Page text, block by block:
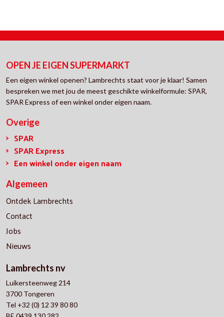
OPEN JE EIGEN SUPERMARKT
Een eigen winkel openen? Lambrechts staat voor je klaar! Samen
bespreken we met jou de meest geschikte winkelformule: SPAR,
SPAR Express of een winkel onder eigen naam.
Overige
SPAR
SPAR Express
Een winkel onder eigen naam
Algemeen
Ontdek Lambrechts
Contact
Jobs
Nieuws
Lambrechts nv
Luikersteenweg 214
3700 Tongeren
Tel +32 (0) 12 39 80 80